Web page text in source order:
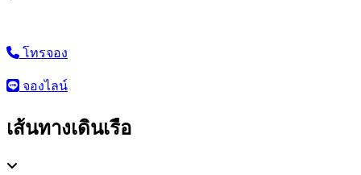
โทรจอง
จองไลน์
เส้นทางเดินเรือ